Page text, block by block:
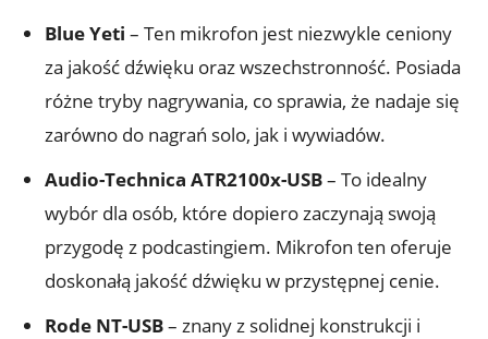
Blue Yeti – Ten mikrofon jest niezwykle ceniony
za jakość dźwięku oraz wszechstronność. Posiada
różne tryby nagrywania, co sprawia, że nadaje się
zarówno do nagrań solo, jak i wywiadów.
Audio-Technica ATR2100x-USB– To idealny
wybór dla osób, które dopiero zaczynają swoją
przygodę z podcastingiem. Mikrofon ten oferuje
doskonałą jakość dźwięku w przystępnej cenie.
Rode NT-USB– znany z solidnej konstrukcji i